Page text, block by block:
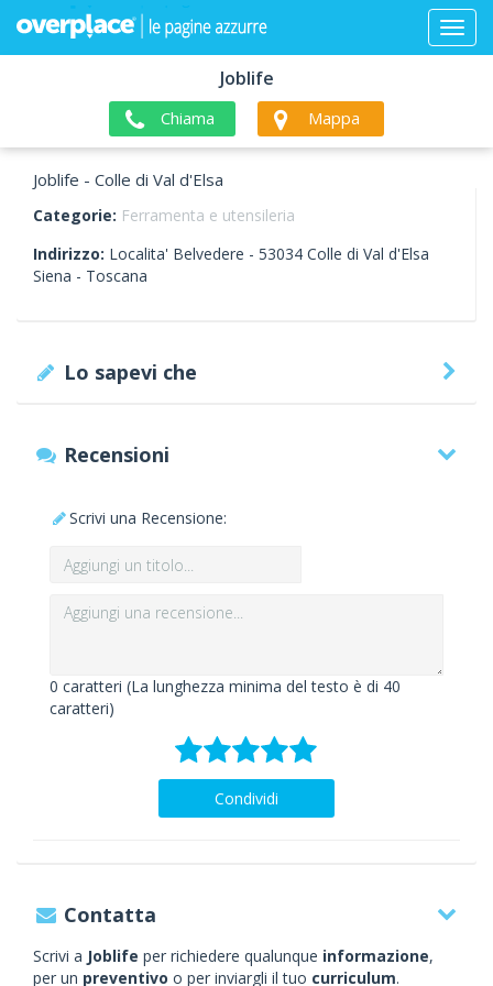
Joblife
Chiama Mappa
Joblife - Colle di Val d'Elsa
Categorie: Ferramenta e utensileria
Indirizzo: Localita' Belvedere - 53034 Colle di Val d'Elsa
Siena - Toscana
Lo sapevi che
Recensioni
Scrivi una Recensione:
0 caratteri (La lunghezza minima del testo è di 40
caratteri)
Condividi
Contatta
Scrivi a Joblife per richiedere qualunque informazione,
per un preventivo o per inviargli il tuo curriculum.